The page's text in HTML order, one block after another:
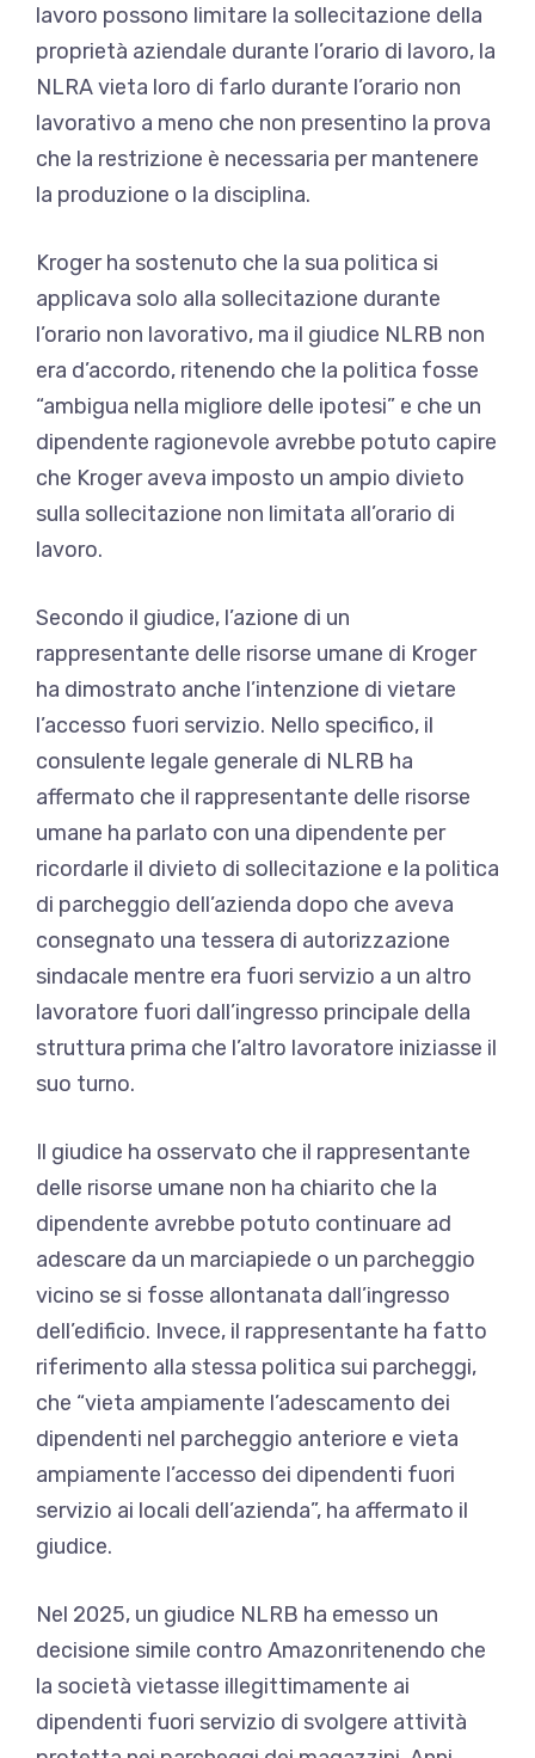
lavoro possono limitare la sollecitazione della
proprietà aziendale durante l’orario di lavoro, la
NLRA vieta loro di farlo durante l’orario non
lavorativo a meno che non presentino la prova
che la restrizione è necessaria per mantenere
la produzione o la disciplina.
Kroger ha sostenuto che la sua politica si
applicava solo alla sollecitazione durante
l’orario non lavorativo, ma il giudice NLRB non
era d’accordo, ritenendo che la politica fosse
“ambigua nella migliore delle ipotesi” e che un
dipendente ragionevole avrebbe potuto capire
che Kroger aveva imposto un ampio divieto
sulla sollecitazione non limitata all’orario di
lavoro.
Secondo il giudice, l’azione di un
rappresentante delle risorse umane di Kroger
ha dimostrato anche l’intenzione di vietare
l’accesso fuori servizio. Nello specifico, il
consulente legale generale di NLRB ha
affermato che il rappresentante delle risorse
umane ha parlato con una dipendente per
ricordarle il divieto di sollecitazione e la politica
di parcheggio dell’azienda dopo che aveva
consegnato una tessera di autorizzazione
sindacale mentre era fuori servizio a un altro
lavoratore fuori dall’ingresso principale della
struttura prima che l’altro lavoratore iniziasse il
suo turno.
Il giudice ha osservato che il rappresentante
delle risorse umane non ha chiarito che la
dipendente avrebbe potuto continuare ad
adescare da un marciapiede o un parcheggio
vicino se si fosse allontanata dall’ingresso
dell’edificio. Invece, il rappresentante ha fatto
riferimento alla stessa politica sui parcheggi,
che “vieta ampiamente l’adescamento dei
dipendenti nel parcheggio anteriore e vieta
ampiamente l’accesso dei dipendenti fuori
servizio ai locali dell’azienda”, ha affermato il
giudice.
Nel 2025, un giudice NLRB ha emesso un
decisione simile contro Amazonritenendo che
la società vietasse illegittimamente ai
dipendenti fuori servizio di svolgere attività